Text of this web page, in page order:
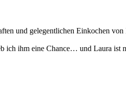
und gelegentlichen Einkochen
ich ihm eine Chance… und Laura ist